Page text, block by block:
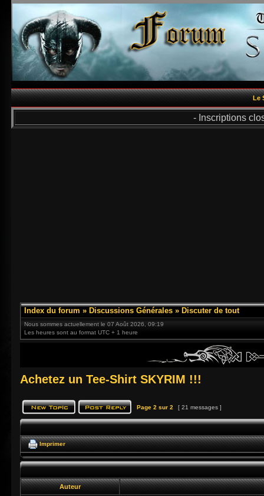
Le
- Inscriptions
Index du forum » Discussions Générales » Discuter de tout
Nous sommes actuellement le 07 Août 2026, 09:19
Les heures sont au format UTC + 1 heure
Achetez un Tee-Shirt SKYRIM !!!
Page 2 sur 2 [ 21 messages ]
Imprimer
Auteur